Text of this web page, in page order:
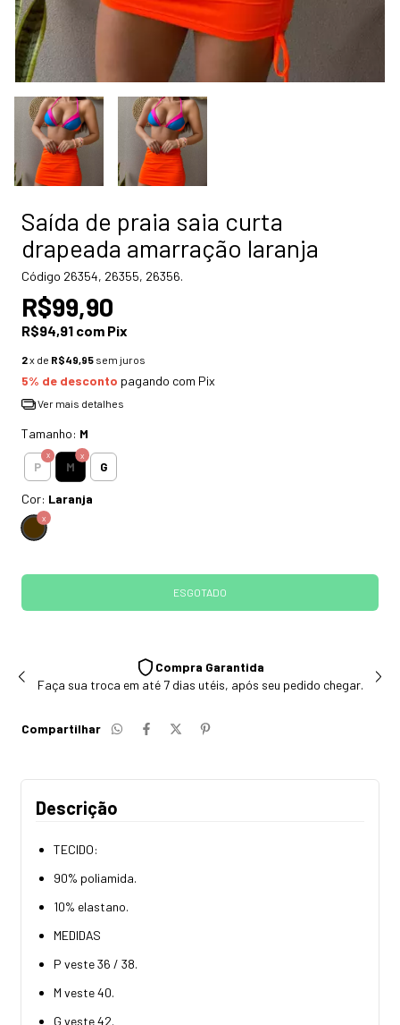
Saída de praia saia curta
drapeada amarração laranja
Código 26354, 26355, 26356.
R$99,90
R$94,91 com Pix
2x de R$49,95 sem juros
5% de desconto pagando com Pix
Ver mais detalhes
Tamanho: M
P M G
Cor: Laranja
Compra Garantida
Faça sua troca em até 7 dias utéis, após seu pedido chegar.
Compartilhar
Descrição
TECIDO:
90% poliamida.
10% elastano.
MEDIDAS
P veste 36 / 38.
M veste 40.
G veste 42.